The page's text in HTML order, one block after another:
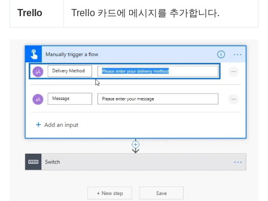
Trello Trello 카드에 메시지를 추가합니다.